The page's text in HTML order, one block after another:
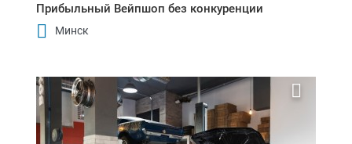
Прибыльный Вейпшоп без конкуренции
Минск